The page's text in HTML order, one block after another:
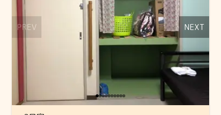
PREV NEXT